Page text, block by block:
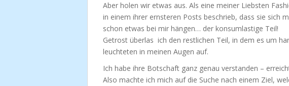
Aber holen wir etwas aus. Als eine meiner Liebsten
in einem ihrer ernsteren Posts beschrieb, dass sie sich
schon etwas bei mir hängen… der konsumlastige Teil!
Getrost überlas ich den restlichen Teil, in dem es um
leuchteten in meinen Augen auf.
Ich habe ihre Botschaft ganz genau verstanden –
Also machte ich mich auf die Suche nach einem Ziel,